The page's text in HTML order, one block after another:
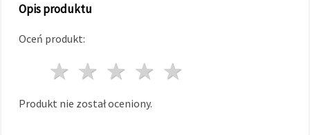
przycisk
"Zapisz"
wszystkie
Opis produktu
Oceń produkt:
4 gwiazdy
3 gwiazdy
2 gwiazdy
1 gwiazda
Produkt nie został oceniony.